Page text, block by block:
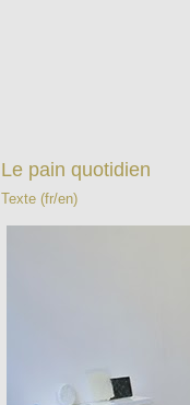
Le pain quotidien
Texte (fr/en)